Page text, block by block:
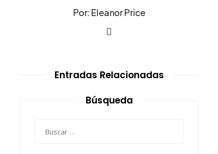
Por: Eleanor Price
Entradas Relacionadas
Búsqueda